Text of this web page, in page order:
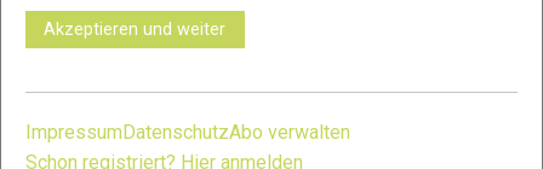
29
Akzeptieren und weiter
ImpressumDatenschutzAbo verwalten
Schon registriert? Hier anmelden